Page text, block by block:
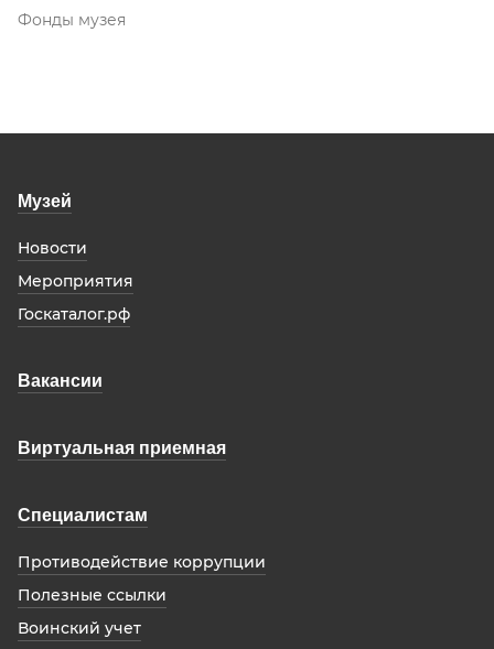
Фонды музея
Музей
Новости
Мероприятия
Госкаталог.рф
Вакансии
Виртуальная приемная
Специалистам
Противодействие коррупции
Полезные ссылки
Воинский учет